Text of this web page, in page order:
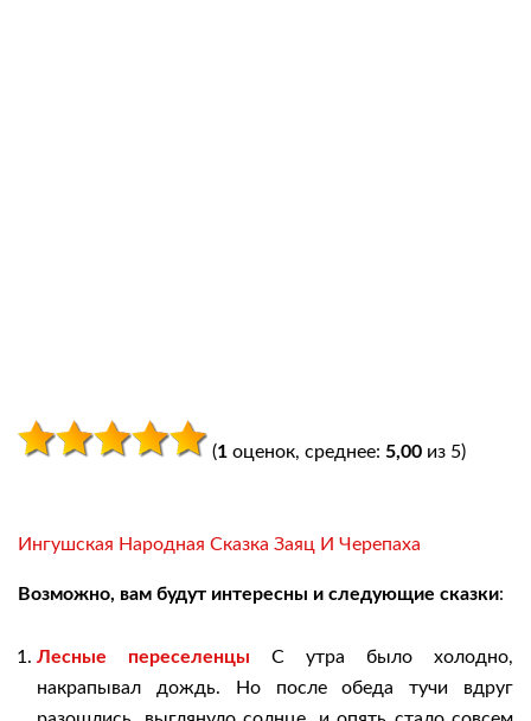
(1 оценок, среднее: 5,00 из 5)
Ингушская Народная Сказка Заяц И Черепаха
Возможно, вам будут интересны и следующие сказки:
Лесные переселенцы С утра было холодно,
накрапывал дождь. Но после обеда тучи вдруг